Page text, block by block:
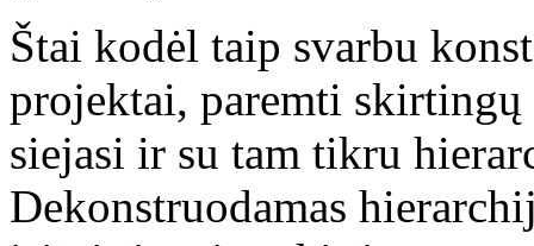
Štai kodėl taip svarbu
projektai, paremti
siejasi ir su tam tikru
Dekonstruodamas